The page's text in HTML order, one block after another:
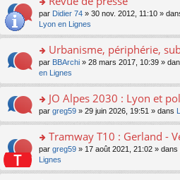
s
ré
e
le
pl
s
ré
c
e
g
e
n
o
n
le
s
ré
c
nt
e
s
g
e
n
o
n
le
u
s
ré
c
ult
er
le
m
e
s
s
e
n
o
n
le
o
s
er
le
m
e
s
s
e
n
o
n
par Didier 74 » 30 nov. 2012, 11:10 »
Lyon en Lignes
o
n
s
er
le
m
e
s
s
Urbanisme, périphérie,
par BBArchi » 28 mars 2017, 10:39 »
en Lignes
o
n
ult
er
le
m
JO Alpes 2030 : Lyon et
par greg59 » 29 juin 2026, 19:51 » dans
o
s
Tramway T10 : Gerland -
par greg59 » 17 août 2021, 21:02 » dans
Lignes